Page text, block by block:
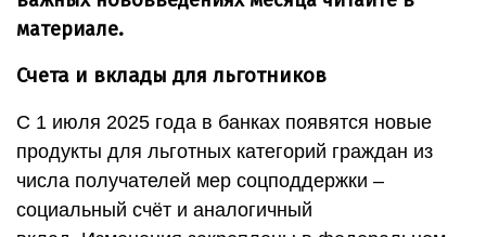
материале.
Счета и вклады для льготников
С 1 июля 2025 года в банках появятся новые
продукты для льготных категорий граждан из
числа получателей мер соцподдержки –
социальный счёт и аналогичный